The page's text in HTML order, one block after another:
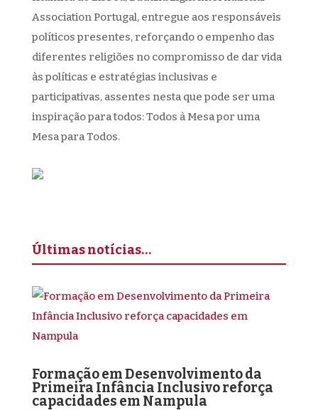
Association Portugal, entregue aos responsáveis
políticos presentes, reforçando o empenho das
diferentes religiões no compromisso de dar vida
às políticas e estratégias inclusivas e
participativas, assentes nesta que pode ser uma
inspiração para todos: Todos à Mesa por uma
Mesa para Todos.
Últimas notícias…
Formação em Desenvolvimento da
Primeira Infância Inclusivo reforça
capacidades em Nampula